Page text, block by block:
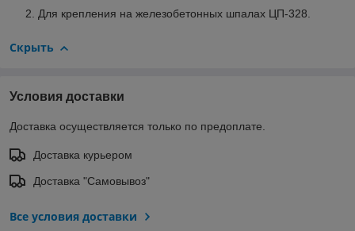
Для крепления на железобетонных шпалах ЦП-328.
Скрыть
Условия доставки
Доставка осуществляется только по предоплате.
Доставка курьером
Доставка "Самовывоз"
Все условия доставки